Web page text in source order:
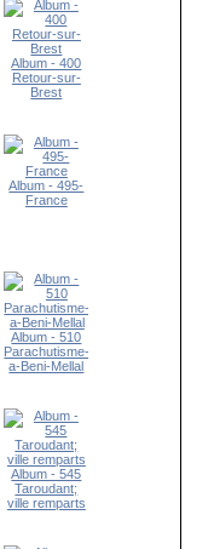
Album - 400
Retour-sur-
Brest
Album - 495-
France
Album - 510
Parachutisme-
a-Beni-Mellal
Album - 545
Taroudant;
ville remparts